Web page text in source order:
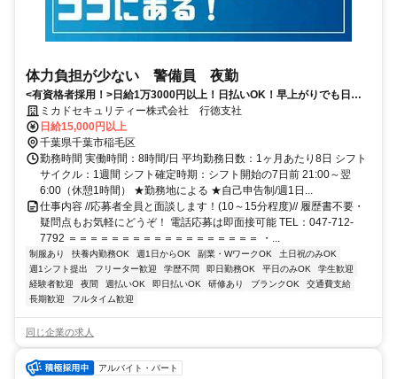
体力負担が少ない 警備員 夜勤
<有資格者採用！>日給1万3000円以上！日払いOK！早上がりでも日給
全額保証！
ミカドセキュリティー株式会社 行徳支社
日給15,000円以上
千葉県千葉市稲毛区
勤務時間 実働時間：8時間/日 平均勤務日数：1ヶ月あたり8日 シフト
サイクル：1週間 シフト確定時期：シフト開始の7日前 21:00～翌
6:00（休憩1時間） ★勤務地による ★自己申告制/週1日...
仕事内容 //応募者全員と面談します！(10～15分程度)// 履歴書不要・
疑問点もお気軽にどうぞ！ 電話応募は即面接可能 TEL：047-712-
7792 ＝＝＝＝＝＝＝＝＝＝＝＝＝＝＝＝＝＝ ・...
制服あり 扶養内勤務OK 週1日からOK 副業・WワークOK
土日祝のみOK
週1シフト提出
フリーター歓迎 学歴不問 即日勤務OK 平日のみOK
学生歓迎
経験者歓迎
夜間 週払いOK 即日払いOK 研修あり ブランクOK
交通費支給
長期歓迎
フルタイム歓迎
同じ企業の求人
アルバイト・パート